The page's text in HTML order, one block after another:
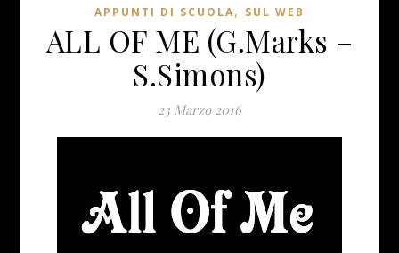
APPUNTI DI SCUOLA, SUL WEB
ALL OF ME (G.Marks –
S.Simons)
23 Marzo 2016